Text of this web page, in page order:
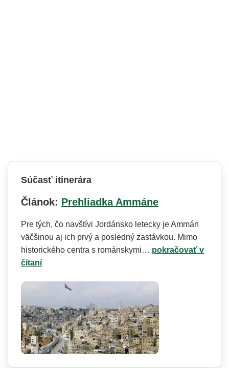
Súčasť itinerára
Článok: Prehliadka Ammáne
Pre tých, čo navštívi Jordánsko letecky je Ammán
väčšinou aj ich prvý a posledný zastávkou. Mimo
historického centra s románskymi… pokračovať v
čítaní